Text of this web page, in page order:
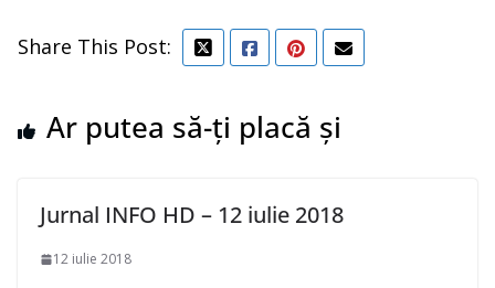
Share This Post:
Ar putea să-ți placă și
Jurnal INFO HD – 12 iulie 2018
12 iulie 2018